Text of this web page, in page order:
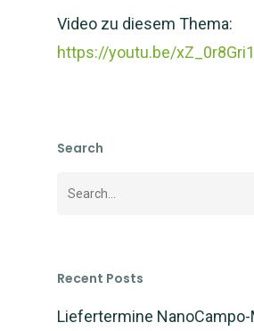
Video zu diesem Thema:
https://youtu.be/
Search
Recent Posts
Liefertermine